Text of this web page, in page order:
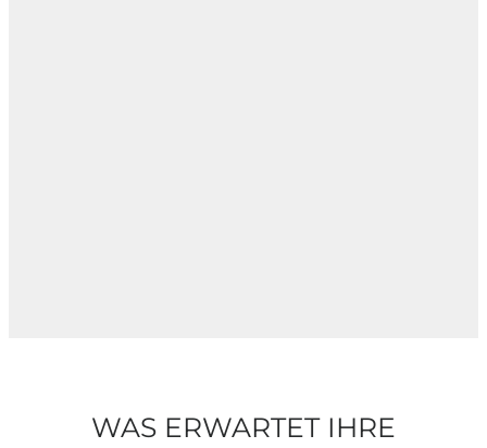
WAS ERWARTET IHRE